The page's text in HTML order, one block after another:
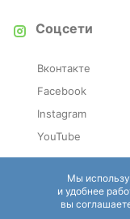
Соцсети
Вконтакте
Facebook
Instagram
YouTube
Отзовики
Irecommend
Мы
и удобнее
вы